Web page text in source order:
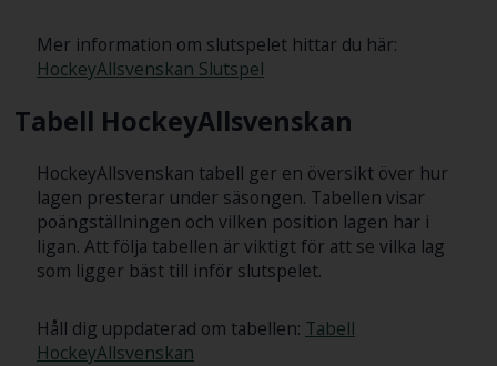
Mer information om slutspelet hittar du här:
HockeyAllsvenskan Slutspel
Tabell HockeyAllsvenskan
HockeyAllsvenskan tabell ger en översikt över hur
lagen presterar under säsongen. Tabellen visar
poängställningen och vilken position lagen har i
ligan. Att följa tabellen är viktigt för att se vilka lag
som ligger bäst till inför slutspelet.
Håll dig uppdaterad om tabellen: Tabell
HockeyAllsvenskan